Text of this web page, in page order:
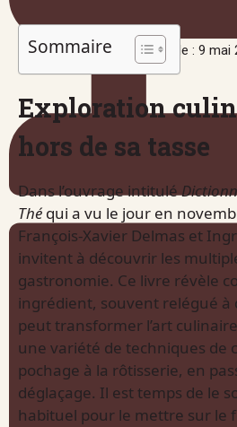
Publié le : 9 mai
Sommaire
Exploration
hors de sa tasse
Dans l’ouvrage intitulé
Thé qui a vu le jour en
François-Xavier Delmas et
invitent à découvrir les
gastronomie. Ce livre révèle
ingrédient, souvent relégué à
peut transformer l’art
une variété de techniques de
pochage à la rôtisserie, en
déglaçage. Il est temps de le
habituel pour le mettre sur le